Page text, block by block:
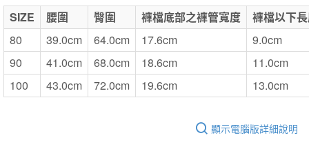
每筆NT$65，滿NT$1,000(含以上)免運費
宅配
每筆NT$150，滿NT$2,000(含以上)免運費
無印良品門市自取
免運費
SIZE
腰圍 臀圍 褲檔底部之褲管寬度
褲檔以下
80
39.0cm 64.0cm 17.6cm
9.0cm
90
41.0cm 68.0cm 18.6cm
11.0cm
100
43.0cm 72.0cm 19.6cm 13.0cm
顯示電腦版詳細說明